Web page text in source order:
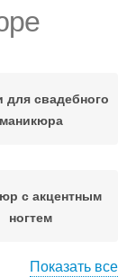
для свадебного
маникюра
с акцентным
ногтем
Показать все